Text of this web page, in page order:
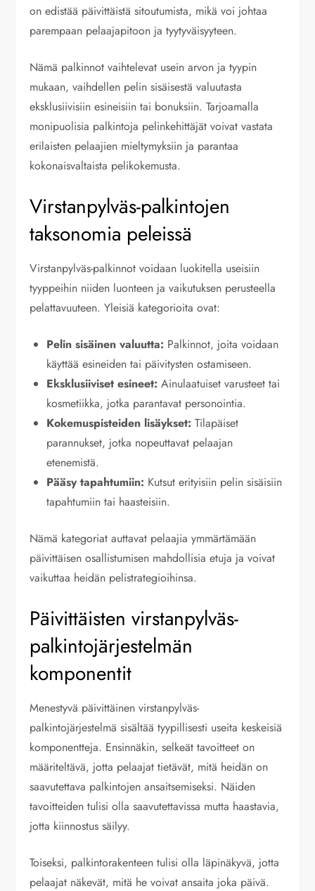
on edistää päivittäistä sitoutumista, mikä voi johtaa
parempaan pelaajapitoon ja tyytyväisyyteen.
Nämä palkinnot vaihtelevat usein arvon ja tyypin
mukaan, vaihdellen pelin sisäisestä valuutasta
eksklusiivisiin esineisiin tai bonuksiin. Tarjoamalla
monipuolisia palkintoja pelinkehittäjät voivat vastata
erilaisten pelaajien mieltymyksiin ja parantaa
kokonaisvaltaista pelikokemusta.
Virstanpylväs-palkintojen
taksonomia peleissä
Virstanpylväs-palkinnot voidaan luokitella useisiin
tyyppeihin niiden luonteen ja vaikutuksen perusteella
pelattavuuteen. Yleisiä kategorioita ovat:
Pelin sisäinen valuutta: Palkinnot, joita voidaan
käyttää esineiden tai päivitysten ostamiseen.
Eksklusiiviset esineet: Ainulaatuiset varusteet tai
kosmetiikka, jotka parantavat personointia.
Kokemuspisteiden lisäykset: Tilapäiset
parannukset, jotka nopeuttavat pelaajan
etenemistä.
Pääsy tapahtumiin: Kutsut erityisiin pelin sisäisiin
tapahtumiin tai haasteisiin.
Nämä kategoriat auttavat pelaajia ymmärtämään
päivittäisen osallistumisen mahdollisia etuja ja voivat
vaikuttaa heidän pelistrategioihinsa.
Päivittäisten virstanpylväs-
palkintojärjestelmän
komponentit
Menestyvä päivittäinen virstanpylväs-
palkintojärjestelmä sisältää tyypillisesti useita keskeisiä
komponentteja. Ensinnäkin, selkeät tavoitteet on
määriteltävä, jotta pelaajat tietävät, mitä heidän on
saavutettava palkintojen ansaitsemiseksi. Näiden
tavoitteiden tulisi olla saavutettavissa mutta haastavia,
jotta kiinnostus säilyy.
Toiseksi, palkintorakenteen tulisi olla läpinäkyvä, jotta
pelaajat näkevät, mitä he voivat ansaita joka päivä.